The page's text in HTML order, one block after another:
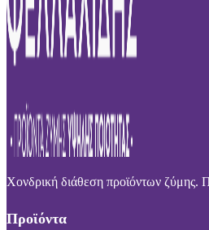
Χονδρική διάθεση προϊόντων ζύμης.
Προϊόντα